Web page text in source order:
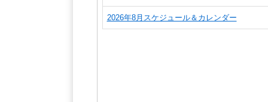
2026年8月スケジュール＆カレンダー